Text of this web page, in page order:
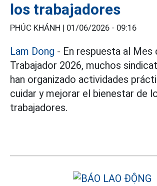
los trabajadores
PHÚC KHÁNH | 01/06/2026 - 09:16
Lam Dong - En respuesta al Mes
Trabajador 2026, muchos
han organizado actividades
cuidar y mejorar el bienestar de
trabajadores.